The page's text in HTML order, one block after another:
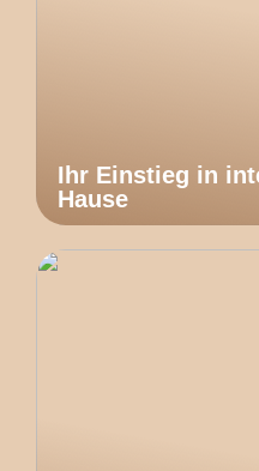
Ihr Einstieg in
Hause